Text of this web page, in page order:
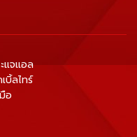
แจแอล
บิ้ลไทร์
อ